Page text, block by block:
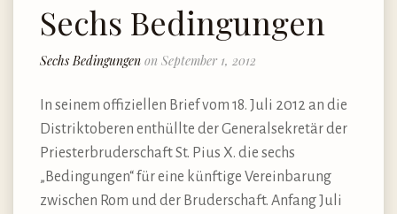
Sechs Bedingungen
Sechs Bedingungen on September 1, 2012
In seinem offiziellen Brief vom 18. Juli 2012 an die
Distriktoberen enthüllte der Generalsekretär der
Priesterbruderschaft St. Pius X. die sechs
„Bedingungen“ für eine künftige Vereinbarung
zwischen Rom und der Bruderschaft. Anfang Juli